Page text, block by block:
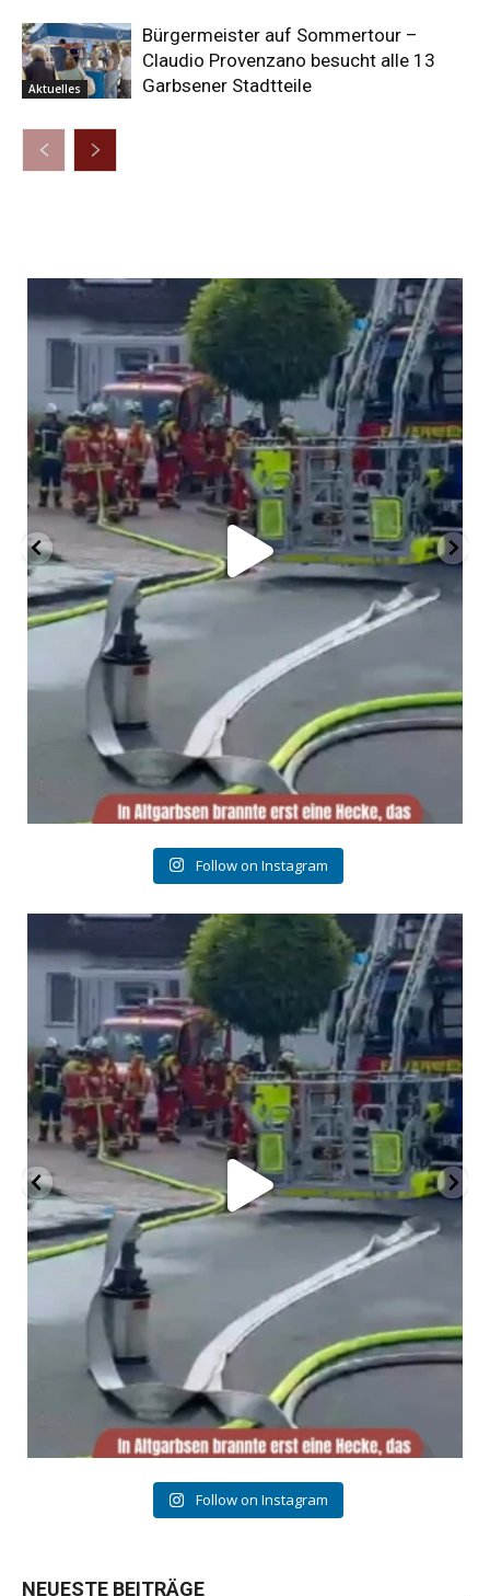
Aktuelles
Bürgermeister auf Sommertour –
Claudio Provenzano besucht alle 13
Garbsener Stadtteile
Follow on Instagram
Follow on Instagram
NEUESTE BEITRÄGE